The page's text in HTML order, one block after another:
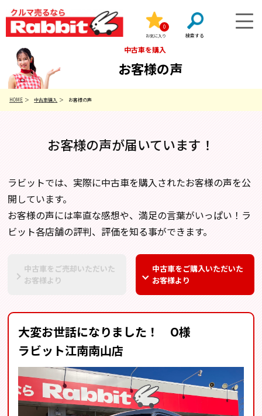
お気に入り
0
中古車を購入
お客様の声
HOME 中古車購入 お客様の声
お客様の声が届いています！
ラビットでは、実際に中古車を購入されたお客様の声を公
開しています。
お客様の声には率直な感想や、満足の言葉がいっぱい！ラ
ビット各店舗の評判、評価を知る事ができます。
中古車をご売却いただいた
お客様より
中古車をご購入いただいた
お客様より
大変お世話になりました！ O様
ラビット江南南山店